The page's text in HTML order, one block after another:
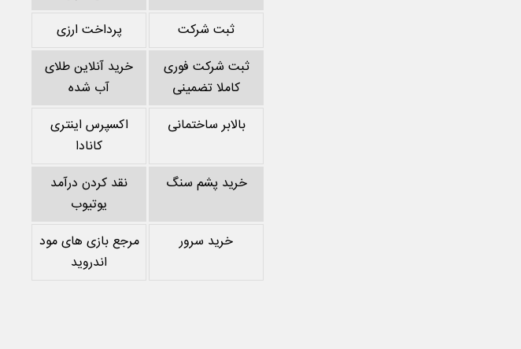
ثبت شرکت
پرداخت ارزی
ثبت شرکت فوری
کاملا تضمینی
خرید آنلاین طلای
آب شده
بالابر ساختمانی
اکسپرس اینتری
کانادا
خرید پشم سنگ
نقد کردن درآمد
یوتیوب
خرید سرور
مرجع بازی های مود
اندروید